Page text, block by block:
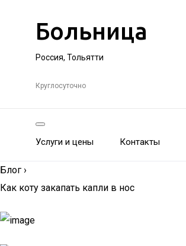
Больница
Россия, Тольятти
Круглосуточно
Услуги и цены Контакты
Блог ›
Как коту закапать капли в нос